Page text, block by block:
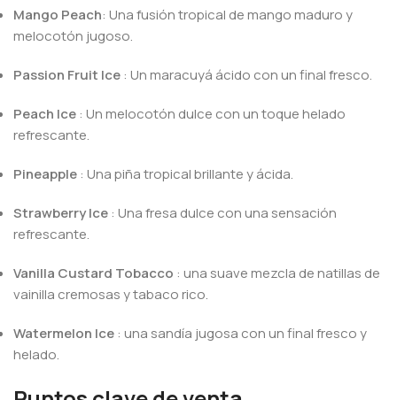
Mango Peach: Una fusión tropical de mango maduro y
melocotón jugoso.
Passion Fruit Ice : Un maracuyá ácido con un final fresco.
Peach Ice : Un melocotón dulce con un toque helado
refrescante.
Pineapple : Una piña tropical brillante y ácida.
Strawberry Ice : Una fresa dulce con una sensación
refrescante.
Vanilla Custard Tobacco : una suave mezcla de natillas de
vainilla cremosas y tabaco rico.
Watermelon Ice : una sandía jugosa con un final fresco y
helado.